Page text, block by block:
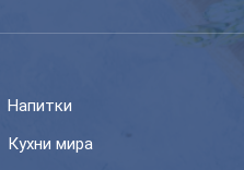
Напитки
Кухни мира